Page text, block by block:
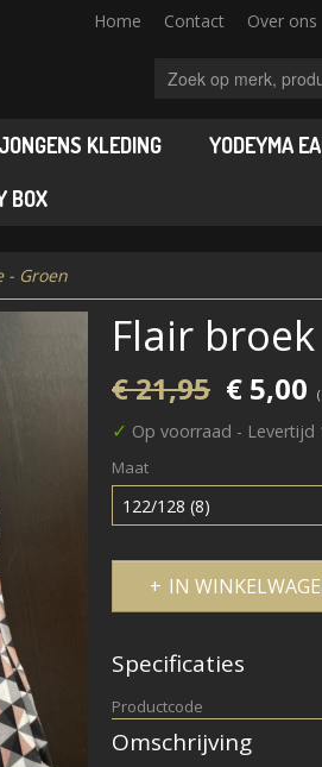
Home Contact Over ons
JONGENS KLEDING YODEYMA
BOX
- Groen
Flair
€ 21,95 € 5,00
✓ Op voorraad - Levertijd
Maat
IN
Specificaties
Productcode
Omschrijving